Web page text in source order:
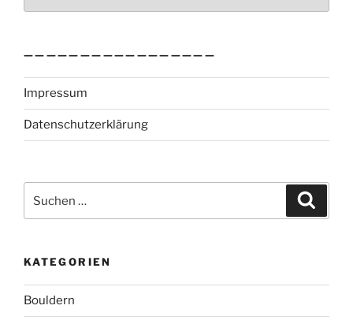
—————————————————
Impressum
Datenschutzerklärung
nach:
KATEGORIEN
Bouldern